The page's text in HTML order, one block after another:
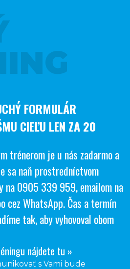
FORMULÁR
CIEĽU LEN ZA 20
trénerom je u nás zadarmo a
sa naň prostredníctvom
na0905 339 959, emailom na
cezWhatsApp. Čas a termín
tak, aby vyhovoval obom
nájdete tu »
s Vami bude